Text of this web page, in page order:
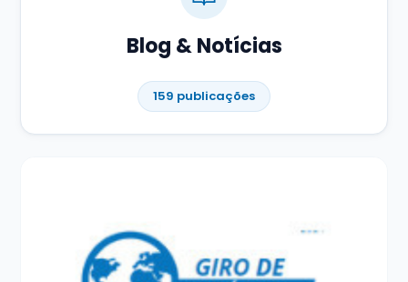
Blog & Notícias
159 publicações